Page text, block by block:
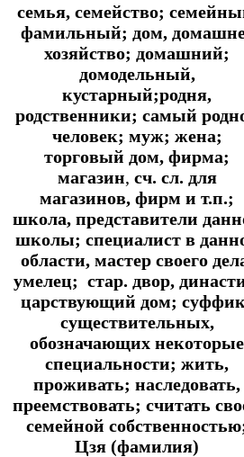
семья, семейство;
фамильный; дом,
хозяйство; домашний;
домодельный,
кустарный;родня,
родственники; самый
человек; муж; жена;
торговый дом, фирма;
магазин, сч. сл. для
магазинов, фирм и т.п.;
школа, представители
школы; специалист в
области, мастер своего
умелец; стар. двор,
царствующий дом;
существительных,
обозначающих некоторые
специальности; жить,
проживать; наследовать,
преемствовать; считать
семейной
Цзя (фамилия)